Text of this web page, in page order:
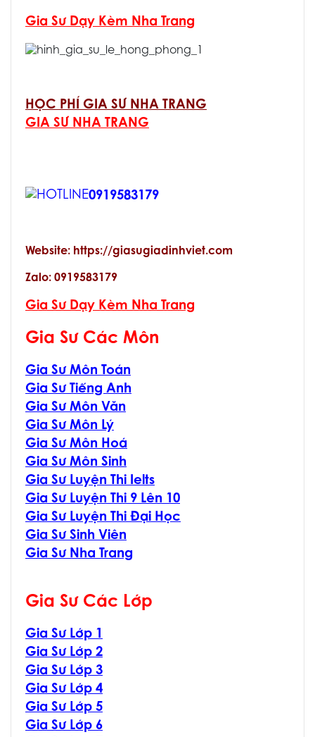
Gia Sư Dạy Kèm Nha Trang
HỌC PHÍ GIA SƯ NHA TRANG
GIA SƯ NHA TRANG
0919583179
Website: https://giasugiadinhviet.com
Zalo: 0919583179
Gia Sư Dạy Kèm Nha Trang
Gia Sư Các Môn
Gia Sư Môn Toán
Gia Sư Tiếng Anh
Gia Sư Môn Văn
Gia Sư Môn Lý
Gia Sư Môn Hoá
Gia Sư Môn Sinh
Gia Sư Luyện Thi Ielts
Gia Sư Luyện Thi 9 Lên 10
Gia Sư Luyện Thi Đại Học
Gia Sư Sinh Viên
Gia Sư Nha Trang
Gia Sư Các Lớp
Gia Sư Lớp 1
Gia Sư Lớp 2
Gia Sư Lớp 3
Gia Sư Lớp 4
Gia Sư Lớp 5
Gia Sư Lớp 6